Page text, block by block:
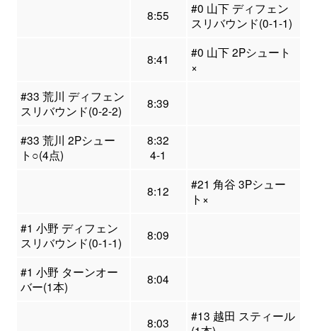
8:55
#0 山下 ディフェン
スリバウンド(0-1-1)
8:41
#0 山下 2Pシュート
×
#33 荒川 ディフェン
スリバウンド(0-2-2)
8:39
#33 荒川 2Pシュー
ト○(4点)
8:32
4-1
8:12
#21 角谷 3Pシュー
ト×
#1 小野 ディフェン
スリバウンド(0-1-1)
8:09
#1 小野 ターンオー
バー(1本)
8:04
8:03
#13 越田 スティール